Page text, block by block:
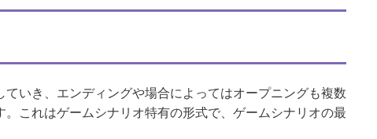
いき、エンディングや場合によってはオープニングも複数
これはゲームシナリオ特有の形式で、ゲームシナリオの最